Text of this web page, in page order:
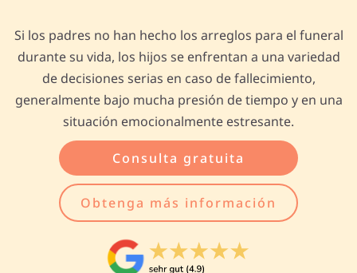
Si los padres no han hecho los arreglos para el funeral
durante su vida, los hijos se enfrentan a una variedad
de decisiones serias en caso de fallecimiento,
generalmente bajo mucha presión de tiempo y en una
situación emocionalmente estresante.
Consulta gratuita
Obtenga más información